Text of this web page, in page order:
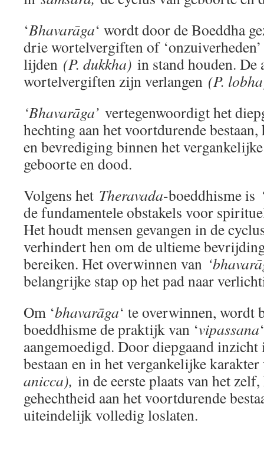
‘Bhavarāga‘ wordt door de Boeddha
drie wortelvergiften of ‘onzuiverheden’
lijden (P. dukkha) in stand houden. De
wortelvergiften zijn verlangen (P.
‘Bhavarāga’ vertegenwoordigt het
hechting aan het voortdurende
en bevrediging binnen het
geboorte en dood.
Volgens het Theravada-boeddhisme is
de fundamentele obstakels voor
Het houdt mensen gevangen in de
verhindert hen om de ultieme
bereiken. Het overwinnen van
belangrijke stap op het pad naar
Om ‘bhavarāga‘ te overwinnen, wordt
boeddhisme de praktijk van ‘vipassana
aangemoedigd. Door diepgaand inzicht
bestaan en in het vergankelijke
anicca), in de eerste plaats van het
gehechtheid aan het voortdurende
uiteindelijk volledig loslaten.